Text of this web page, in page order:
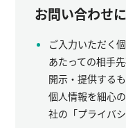
お問い合わせ
ご入力いただく
あたっての相手
開示・提供する
個人情報を細心
社の「プライバ